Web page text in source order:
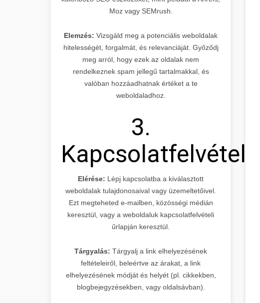
Moz vagy SEMrush.
Elemzés: Vizsgáld meg a potenciális weboldalak
hitelességét, forgalmát, és relevanciáját. Győződj
meg arról, hogy ezek az oldalak nem
rendelkeznek spam jellegű tartalmakkal, és
valóban hozzáadhatnak értéket a te
weboldaladhoz.
3.
Kapcsolatfelvétel
Elérése: Lépj kapcsolatba a kiválasztott
weboldalak tulajdonosaival vagy üzemeltetőivel.
Ezt megteheted e-mailben, közösségi médián
keresztül, vagy a weboldaluk kapcsolatfelvételi
űrlapján keresztül.
Tárgyalás: Tárgyalj a link elhelyezésének
feltételeiről, beleértve az árakat, a link
elhelyezésének módját és helyét (pl. cikkekben,
blogbejegyzésekben, vagy oldalsávban).